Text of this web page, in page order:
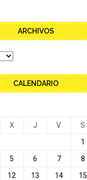
ARCHIVOS
CALENDARIO
X J V S
1
5 6 7 8
12 13 14 15